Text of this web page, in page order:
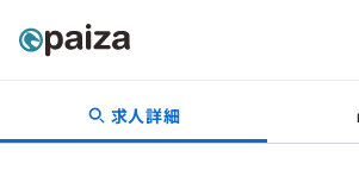
転職・キャリア求人詳細